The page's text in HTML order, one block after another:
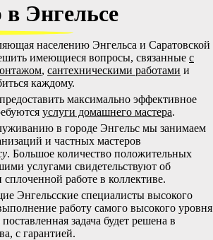
Энгельсе
населению Энгельса и Саратовской
имеющиеся вопросы, связанные с
, сантехническими работами и
каждому.
максимально эффективное
услуги домашнего мастера.
в городе Энгельс мы занимаем
и частных мастеров
. Большое количество положительных
услугами свидетельствуют об
работе в коллективе.
Энгельсские специалисты высокого
работу самого высокого уровня
задача будет решена в
с гарантией.